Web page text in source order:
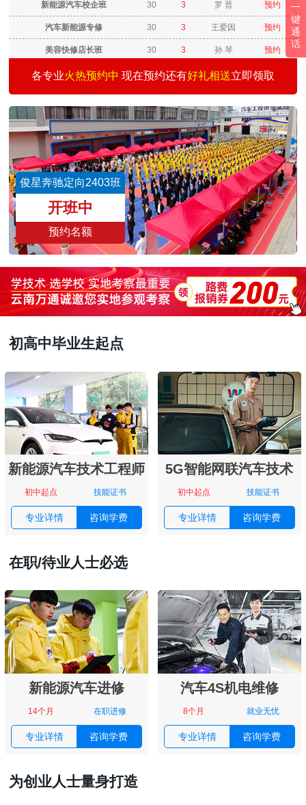
新能源汽车校企班 30 3 罗 晋 预约
汽车新能源专修 30 3 王爱因 预约
美容快修店长班 30 3 孙 琴 预约
汽车快修快保创业 30 3 何志刚 预约
汽车涂装技术班 30 1 王景仰 预约
二手车评估师 15 3 魏志伟 预约
新能源汽车校企班 30 3 董文亮 预约
城轨交通与汽车商务 30 6 刘雨涛 预约
汽车智能检测与运营 30 3 王国祥 预约
各专业火热预约中 现在预约还有好礼相送立即领取
俊星奔驰定向2403班
开班中
预约名额
初高中毕业生起点
新能源汽车技术工程师
初中起点 技能证书
专业详情 咨询学费
5G智能网联汽车技术
初中起点 技能证书
专业详情 咨询学费
在职/待业人士必选
新能源汽车进修
14个月 在职进修
专业详情 咨询学费
汽车4S机电维修
8个月 就业无忧
专业详情 咨询学费
为创业人士量身打造
一
键
通
话